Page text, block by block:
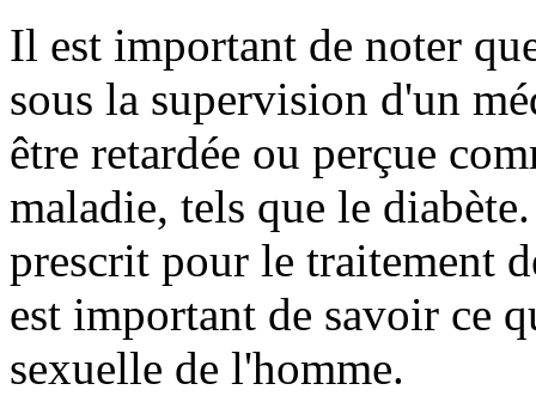
Il est important de noter
sous la supervision d'un
être retardée ou perçue
maladie, tels que le
prescrit pour le traitement
est important de savoir ce
sexuelle de l'homme.